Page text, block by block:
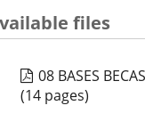
files
08 BASES
(14 pages)